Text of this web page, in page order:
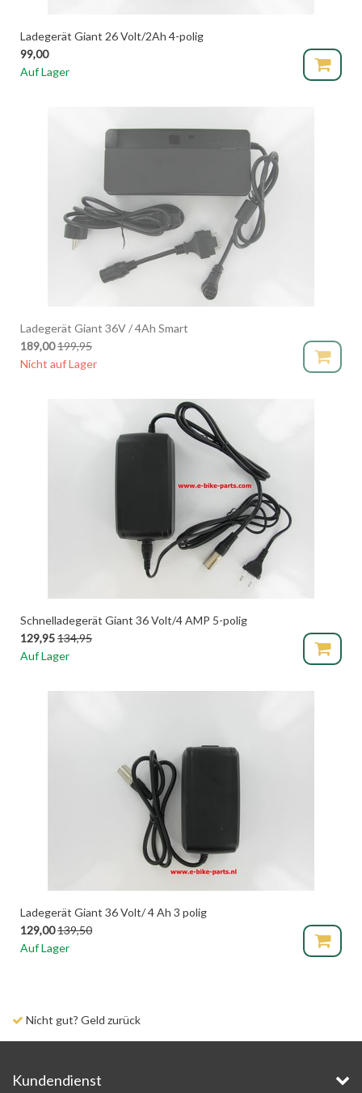
Ladegerät Giant 26 Volt/2Ah 4-polig
99,00
Auf Lager
Ladegerät Giant 36V / 4Ah Smart
189,00199,95
Nicht auf Lager
Schnelladegerät Giant 36 Volt/4 AMP 5-polig
129,95134,95
Auf Lager
Ladegerät Giant 36 Volt/ 4 Ah 3 polig
129,00139,50
Auf Lager
Nicht gut? Geld zurück
Kundendienst